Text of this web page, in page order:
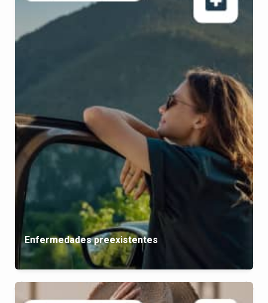
Enfermedades preexistentes